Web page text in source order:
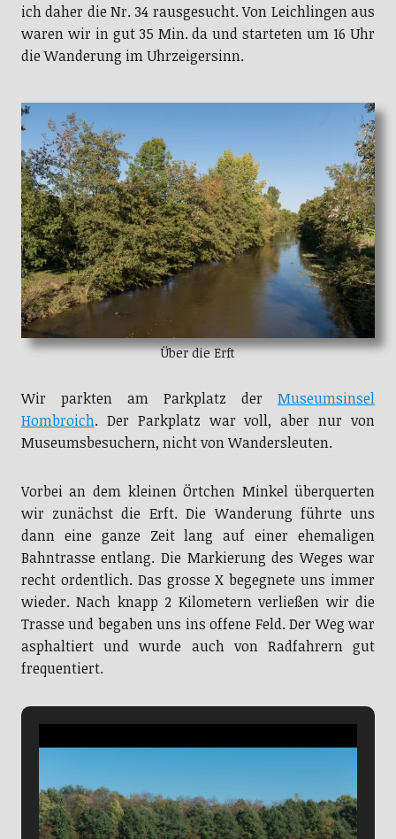
ich daher die Nr. 34 rausgesucht. Von Leichlingen aus
waren wir in gut 35 Min. da und starteten um 16 Uhr
die Wanderung im Uhrzeigersinn.
Über die Erft
Wir parkten am Parkplatz derMuseumsinsel
Hombroich. Der Parkplatz war voll, aber nur von
Museumsbesuchern, nicht von Wandersleuten.
Vorbei an dem kleinen Örtchen Minkel überquerten
wir zunächst die Erft. Die Wanderung führte uns
dann eine ganze Zeit lang auf einer ehemaligen
Bahntrasse entlang. Die Markierung des Weges war
recht ordentlich. Das grosse X begegnete uns immer
wieder. Nach knapp 2 Kilometern verließen wir die
Trasse und begaben uns ins offene Feld. Der Weg war
asphaltiert und wurde auch von Radfahrern gut
frequentiert.